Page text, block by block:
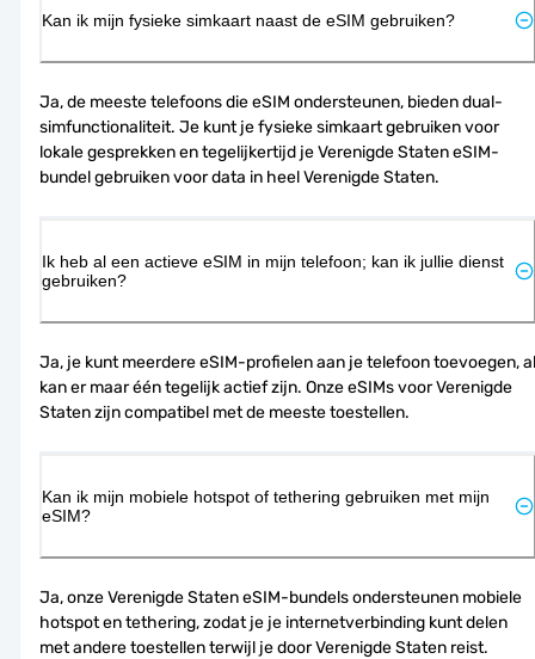
Kan ik mijn fysieke simkaart naast de eSIM gebruiken?
Ja, de meeste telefoons die eSIM ondersteunen, bieden dual-
simfunctionaliteit. Je kunt je fysieke simkaart gebruiken voor
lokale gesprekken en tegelijkertijd je Verenigde Staten eSIM-
bundel gebruiken voor data in heel Verenigde Staten.
Ik heb al een actieve eSIM in mijn telefoon; kan ik jullie dienst
gebruiken?
Ja, je kunt meerdere eSIM-profielen aan je telefoon toevoegen, al
kan er maar één tegelijk actief zijn. Onze eSIMs voor Verenigde
Staten zijn compatibel met de meeste toestellen.
Kan ik mijn mobiele hotspot of tethering gebruiken met mijn
eSIM?
Ja, onze Verenigde Staten eSIM-bundels ondersteunen mobiele
hotspot en tethering, zodat je je internetverbinding kunt delen
met andere toestellen terwijl je door Verenigde Staten reist.